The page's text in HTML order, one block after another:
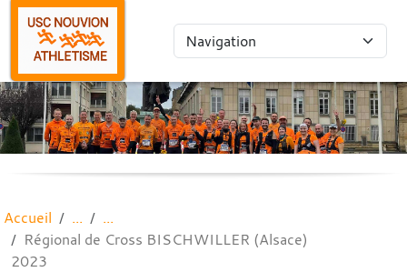
Accueil
Régional de Cross BISCHWILLER (Alsace)
2023
Panneau de gestion des cookies